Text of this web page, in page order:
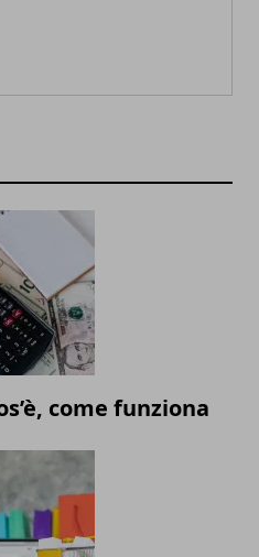
come funziona